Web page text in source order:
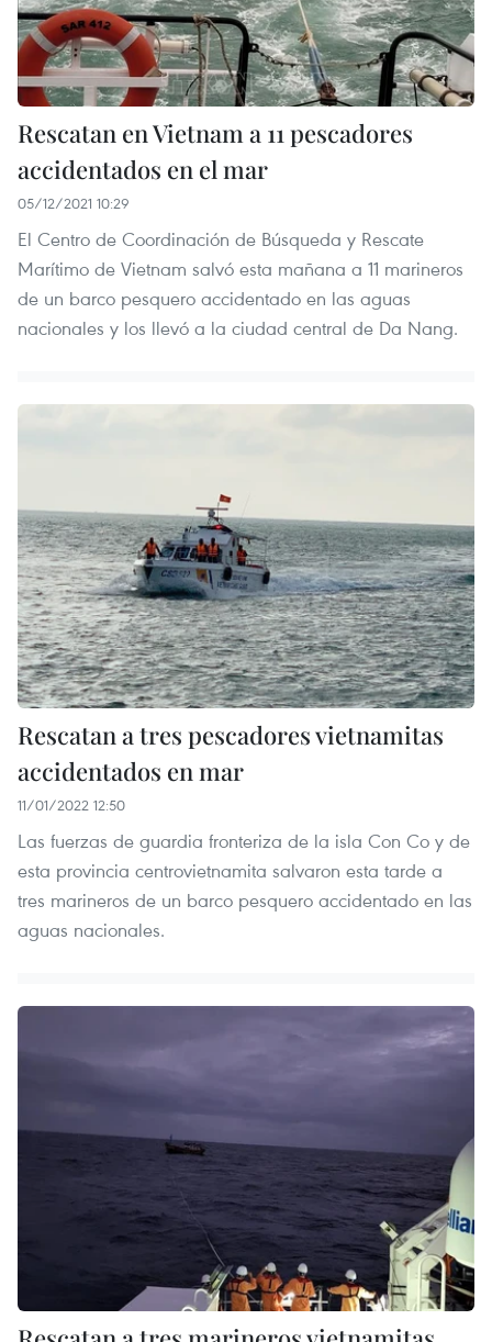
Rescatan en Vietnam a 11 pescadores
accidentados en el mar
05/12/2021 10:29
El Centro de Coordinación de Búsqueda y Rescate
Marítimo de Vietnam salvó esta mañana a 11 marineros
de un barco pesquero accidentado en las aguas
nacionales y los llevó a la ciudad central de Da Nang.
Rescatan a tres pescadores vietnamitas
accidentados en mar
11/01/2022 12:50
Las fuerzas de guardia fronteriza de la isla Con Co y de
esta provincia centrovietnamita salvaron esta tarde a
tres marineros de un barco pesquero accidentado en las
aguas nacionales.